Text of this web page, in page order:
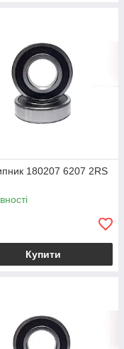
180207 6207 2RS
Купити